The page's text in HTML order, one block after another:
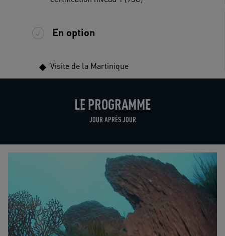
En option
Visite de la Martinique
LE PROGRAMME
JOUR APRÈS JOUR